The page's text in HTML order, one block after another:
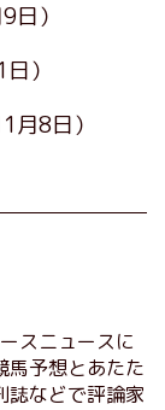
日）
）
月8日）
スニュースに
馬予想とあたた
誌などで評論家